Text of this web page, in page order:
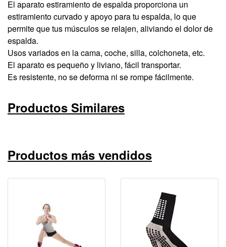
El aparato estiramiento de espalda proporciona un
estiramiento curvado y apoyo para tu espalda, lo que
permite que tus músculos se relajen, aliviando el dolor de
espalda.
Usos variados en la cama, coche, silla, colchoneta, etc.
El aparato es pequeño y liviano, fácil transportar.
Es resistente, no se deforma ni se rompe fácilmente.
Productos Similares
Productos más vendidos